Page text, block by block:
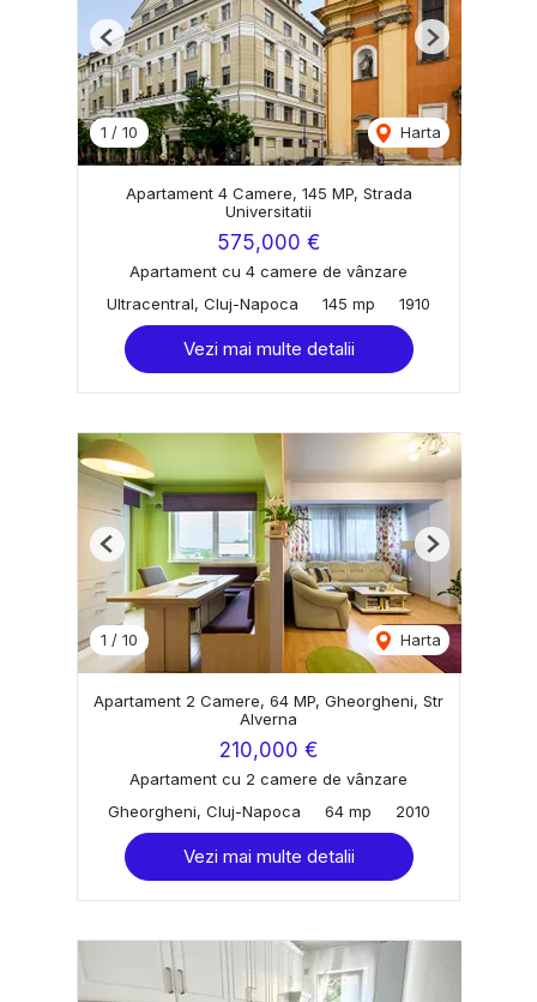
1 / 10 Harta
Previous Next
Apartament 4 Camere, 145 MP, Strada
Universitatii
575,000 €
Apartament cu 4 camere de vânzare
Ultracentral, Cluj-Napoca
145 mp 1910
Vezi mai multe detalii
1 / 10 Harta
Previous Next
Apartament 2 Camere, 64 MP, Gheorgheni, Str
Alverna
210,000 €
Apartament cu 2 camere de vânzare
Gheorgheni, Cluj-Napoca
64 mp 2010
Vezi mai multe detalii